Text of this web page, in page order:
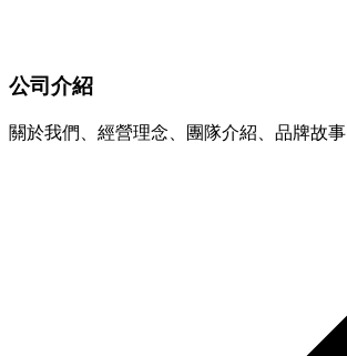
公司介紹
關於我們、經營理念、團隊介紹、品牌故事